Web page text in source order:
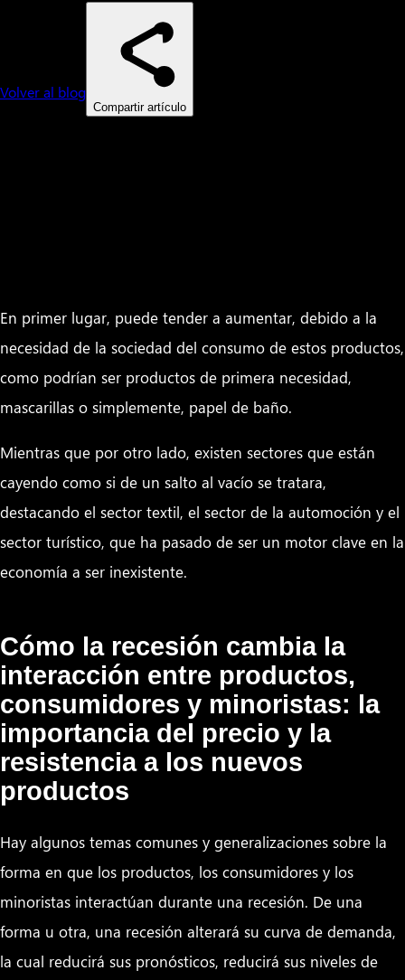
Volver al blog
Compartir artículo
En primer lugar, puede tender a aumentar, debido a la
necesidad de la sociedad del consumo de estos productos,
como podrían ser productos de primera necesidad,
mascarillas o simplemente, papel de baño.
Mientras que por otro lado, existen sectores que están
cayendo como si de un salto al vacío se tratara,
destacando el sector textil, el sector de la automoción y el
sector turístico, que ha pasado de ser un motor clave en la
economía a ser inexistente.
Cómo la recesión cambia la
interacción entre productos,
consumidores y minoristas: la
importancia del precio y la
resistencia a los nuevos
productos
Hay algunos temas comunes y generalizaciones sobre la
forma en que los productos, los consumidores y los
minoristas interactúan durante una recesión. De una
forma u otra, una recesión alterará su curva de demanda,
la cual reducirá sus pronósticos, reducirá sus niveles de